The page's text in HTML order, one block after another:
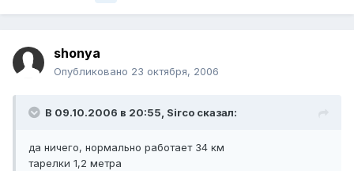
shonya
Опубликовано 23 октября, 2006
В 09.10.2006 в 20:55, Sirco сказал:
да ничего, нормально работает 34 км
тарелки 1,2 метра